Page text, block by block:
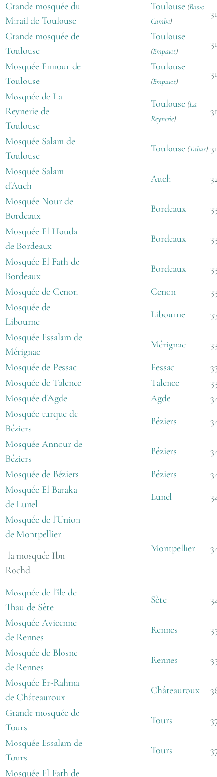
Grande mosquée du
Mirail de Toulouse
Toulouse (Basso
Cambo)
31
Grande mosquée de
Toulouse
Toulouse
(Empalot)
31
Mosquée Ennour de
Toulouse
Toulouse
(Empalot)
31
Mosquée de La
Reynerie de
Toulouse
Toulouse (La
Reynerie)
31
Mosquée Salam de
Toulouse
Toulouse (Tabar) 31
Mosquée Salam
d'Auch
Auch
Mosquée Nour de
Bordeaux
Bordeaux
Mosquée El Houda
de Bordeaux
Bordeaux
Mosquée El Fath de
Bordeaux
Bordeaux
Mosquée de Cenon
Cenon
Mosquée de
Libourne
Libourne
Mosquée Essalam de
Mérignac
Mérignac
Mosquée de Pessac
Pessac
Mosquée de Talence
Talence
Mosquée d'Agde
Agde
Mosquée turque de
Béziers
Béziers
Mosquée Annour de
Béziers
Béziers
Mosquée de Béziers
Béziers
Mosquée El Baraka
de Lunel
Lunel
Mosquée de l'Union
de Montpellier
la mosquée Ibn
Rochd
Montpellier
Mosquée de l'île de
Thau de Sète
Sète
Mosquée Avicenne
de Rennes
Rennes
Mosquée de Blosne
de Rennes
Rennes
Mosquée Er-Rahma
de Châteauroux
Châteauroux
Grande mosquée de
Tours
Tours
Mosquée Essalam de
Tours
Tours
Mosquée El Fath de